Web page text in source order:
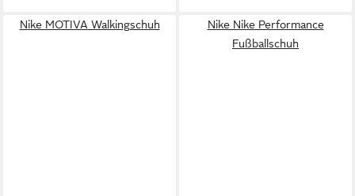
Nike MOTIVA Walkingschuh
Nike Nike Performance
Fußballschuh